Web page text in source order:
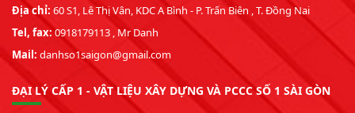
Địa chỉ: 60 S1, Lê Thị Vân, KDC A Bình - P. Trấn Biên , T. Đồng Nai
Tel, fax: 0918179113 , Mr Danh
Mail: danhso1saigon@gmail.com
ĐẠI LÝ CẤP 1 - VẬT LIỆU XÂY DỰNG VÀ PCCC SỐ 1 SÀI GÒN